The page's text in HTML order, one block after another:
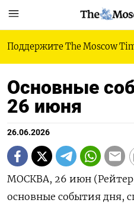
Поддержите The Moscow
Основные
26 июня
26.06.2026
МОСКВА, 26 июн
основные события дня,